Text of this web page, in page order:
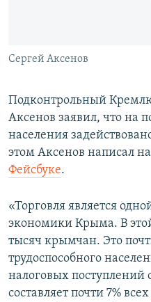
ELIFBE
Все сайты RFE/RL
Сергей Аксенов
Подконтрольный
Аксенов заявил, что на
населения
этом Аксенов написал
Фейсбуке.
«Торговля является
экономики Крыма. В
тысяч крымчан. Это
трудоспособного
налоговых поступлений
составляет почти 7%